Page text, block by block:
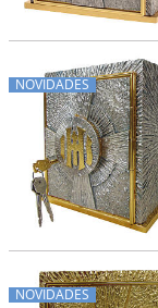
NOVIDADES
NOVIDADES